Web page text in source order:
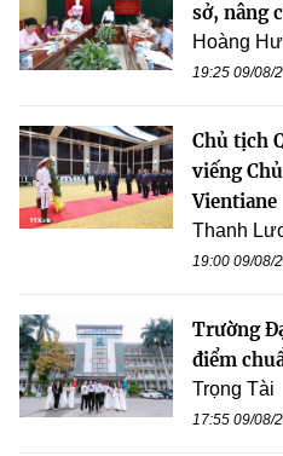
sở, nâng
Hoàng
19:25 09/08/
Chủ tịch
viếng
Vientiane
Thanh
19:00 09/08/
Trường
điểm
Trọng Tài
17:55 09/08/